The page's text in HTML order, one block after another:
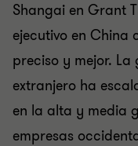
Shangai en Grant
ejecutivo en China
preciso y mejor. La
extranjero ha
en la alta y media
empresas